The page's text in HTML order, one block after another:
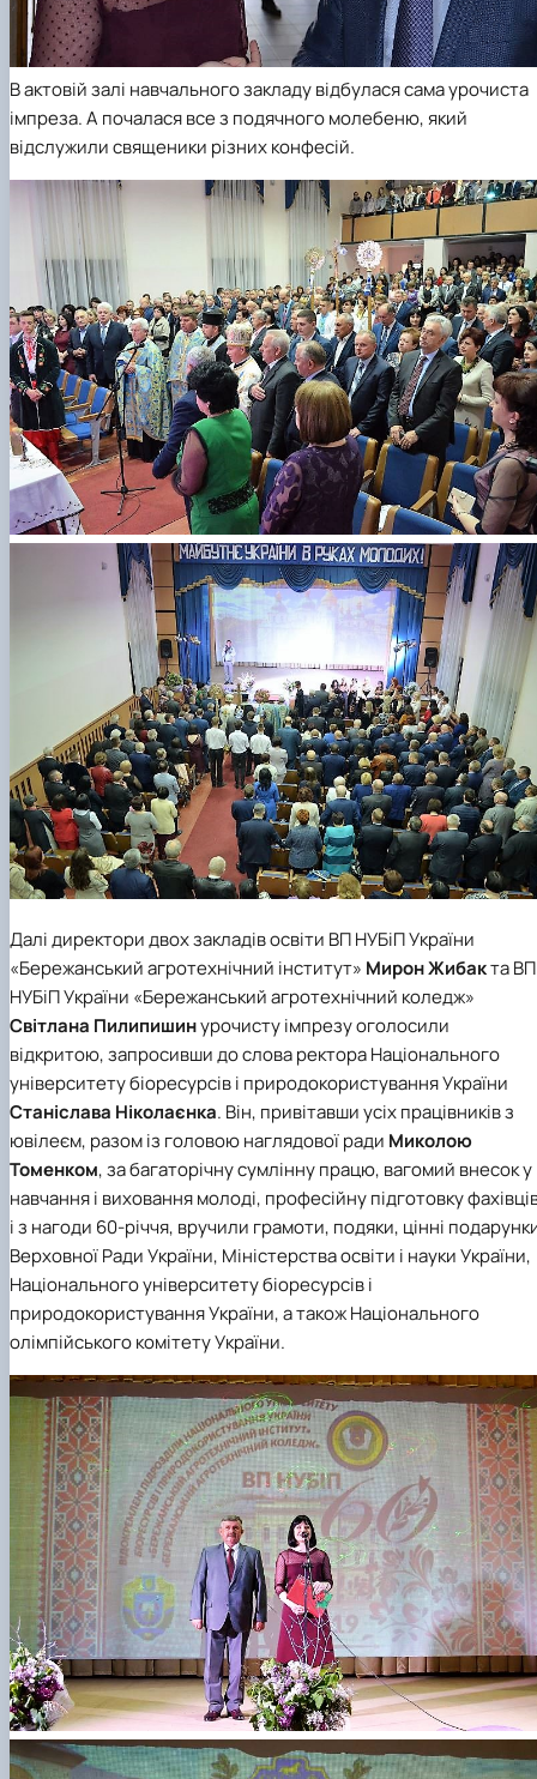
В актовій залі навчального закладу відбулася сама урочиста
імпреза. А почалася все з подячного молебеню, який
відслужили священики різних конфесій.
Далі директори двох закладів освіти ВП НУБіП України
«Бережанський агротехнічний інститут» Мирон Жибакта ВП
НУБіП України «Бережанський агротехнічний коледж»
Світлана Пилипишинурочисту імпрезу оголосили
відкритою, запросивши до слова ректора Національного
університету біоресурсів і природокористування України
Станіслава Ніколаєнка. Він, привітавши усіх працівників з
ювілеєм, разом із головою наглядової ради Миколою
Томенком, за багаторічну сумлінну працю, вагомий внесок у
навчання і виховання молоді, професійну підготовку
і з нагоди 60-річчя, вручили грамоти, подяки, цінні
Верховної Ради України, Міністерства освіти і науки України,
Національного університету біоресурсів і
природокористування України, а також Національного
олімпійського комітету України.